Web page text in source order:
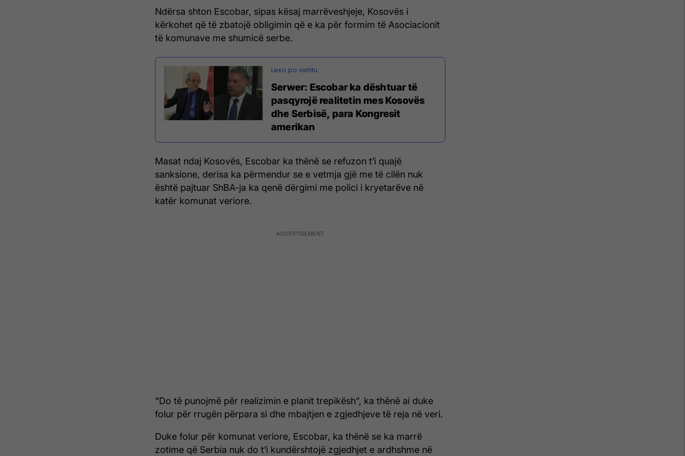
Ndërsa shton Escobar, sipas kësaj marrëveshjeje, Kosovës i
kërkohet që të zbatojë obligimin që e ka për formim të Asociacionit
të komunave me shumicë serbe.
Serwer: Escobar ka dështuar të
pasqyrojë realitetin mes Kosovës
dhe Serbisë, para Kongresit
amerikan
Masat ndaj Kosovës, Escobar ka thënë se refuzon t’i quajë
sanksione, derisa ka përmendur se e vetmja gjë me të cilën nuk
është pajtuar ShBA-ja ka qenë dërgimi me polici i kryetarëve në
katër komunat veriore.
“Do të punojmë për realizimin e planit trepikësh”, ka thënë ai duke
folur për rrugën përpara si dhe mbajtjen e zgjedhjeve të reja në veri.
Duke folur për komunat veriore, Escobar, ka thënë se ka marrë
zotime që Serbia nuk do t’i kundërshtojë zgjedhjet e ardhshme në